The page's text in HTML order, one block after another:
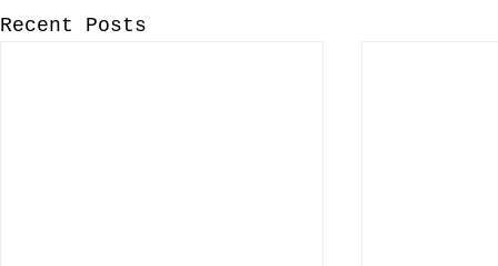
Recent Posts